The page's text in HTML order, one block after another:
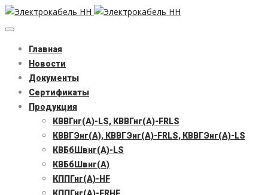
Главная
Новости
Документы
Сертификаты
Продукция
КВВГнг(А)-LS, КВВГнг(А)-FRLS
КВВГЭнг(А), КВВГЭнг(А)-FRLS, КВВГЭнг(А)-LS
КВБбШвнг(А)-LS
КВБбШвнг(А)
КППГнг(А)-HF